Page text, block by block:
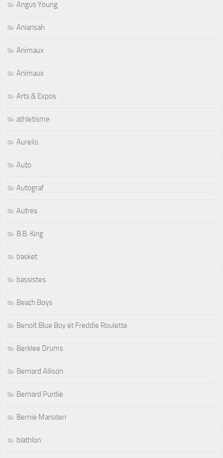
Angus Young
Aniansah
Animaux
Animaux
Arts & Expos
athletisme
Aurelio
Auto
Autograf
Autres
B.B. King
basket
bassistes
Beach Boys
Benoit Blue Boy et Freddie Roulette
Berklee Drums
Bernard Allison
Bernard Purdie
Bernie Marsden
biathlon